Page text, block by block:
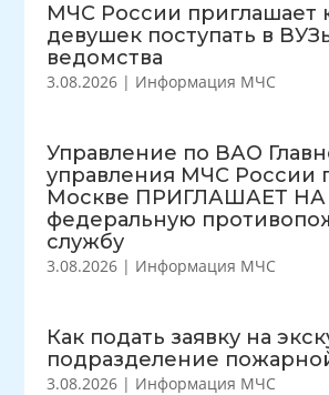
МЧС России
девушек поступать в
ведомства
3.08.2026 | Информация МЧС
Управление по ВАО
управления МЧС России
Москве ПРИГЛАШАЕТ НА
федеральную
службу
3.08.2026 | Информация МЧС
Как подать заявку на
подразделение
3.08.2026 | Информация МЧС